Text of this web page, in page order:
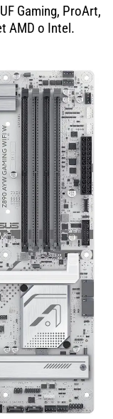
Gaming, ProArt,
AMD o Intel.